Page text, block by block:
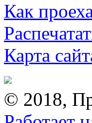
Как
Карта
© 2018,